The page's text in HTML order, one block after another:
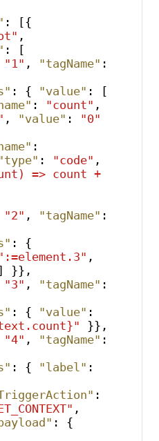
: [{
,
:
[
"1" , "tagName" :
: { "value" :
[
: "count" ,
, "value" :
"0"
:
: "code" ,
=> count +
"2" , "tagName" :
:
{
,
}} ,
"3" , "tagName" :
: { "value" :
}} ,
"4" , "tagName" :
: { "label" :
:
,
:
{